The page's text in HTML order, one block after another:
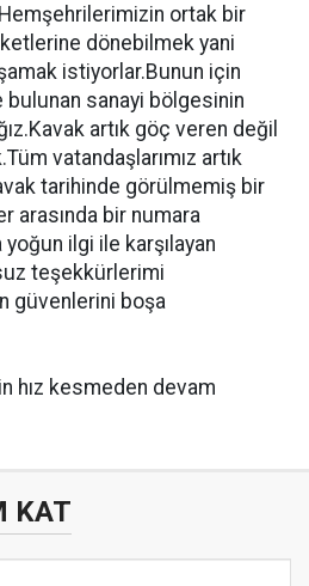
ortak bir
dönebilmek yani
istiyorlar.Bunun için
sanayi bölgesinin
artık göç veren değil
vatandaşlarımız artık
tarihinde görülmemiş bir
arasında bir numara
ilgi ile karşılayan
teşekkürlerimi
güvenlerini boşa
hız kesmeden devam
KAT